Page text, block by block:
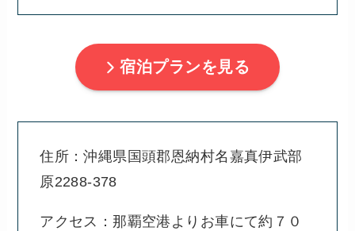
宿泊プランを見る
住所：沖縄県国頭郡恩納村名嘉真伊武部
原2288-378
アクセス：那覇空港よりお車にて約７０